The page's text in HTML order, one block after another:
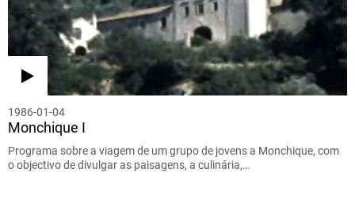
1986-01-04
Monchique I
Programa sobre a viagem de um grupo de jovens a Monchique, com
o objectivo de divulgar as paisagens, a culinária,…